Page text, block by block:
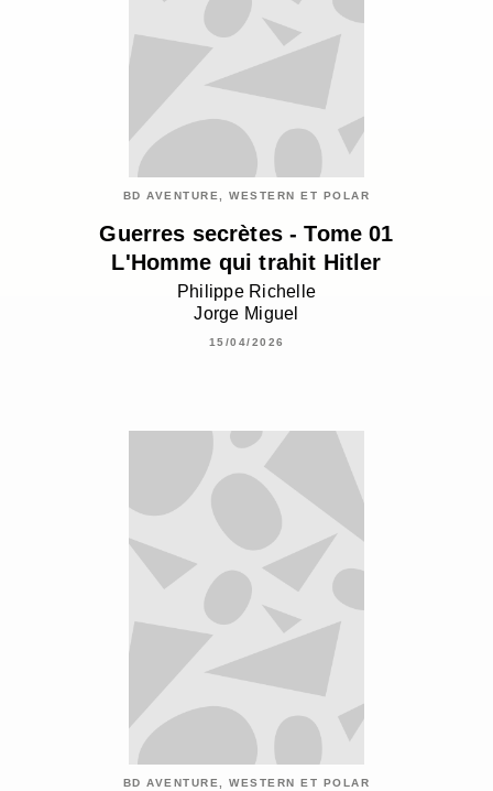
BD AVENTURE, WESTERN ET POLAR
Guerres secrètes - Tome 01
L'Homme qui trahit Hitler
Philippe Richelle
Jorge Miguel
15/04/2026
BD AVENTURE, WESTERN ET POLAR